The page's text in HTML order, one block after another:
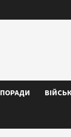
ПОРАДИ